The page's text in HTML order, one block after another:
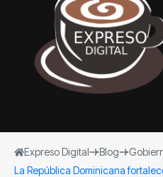
Expreso Digital Blog
La República Dominicana